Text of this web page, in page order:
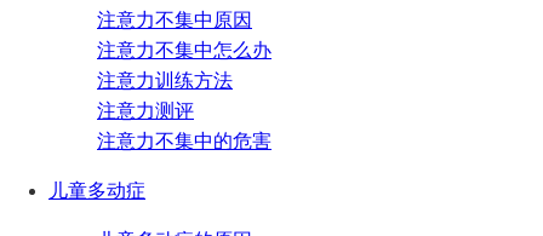
注意力不集中原因
注意力不集中怎么办
注意力训练方法
注意力测评
注意力不集中的危害
儿童多动症